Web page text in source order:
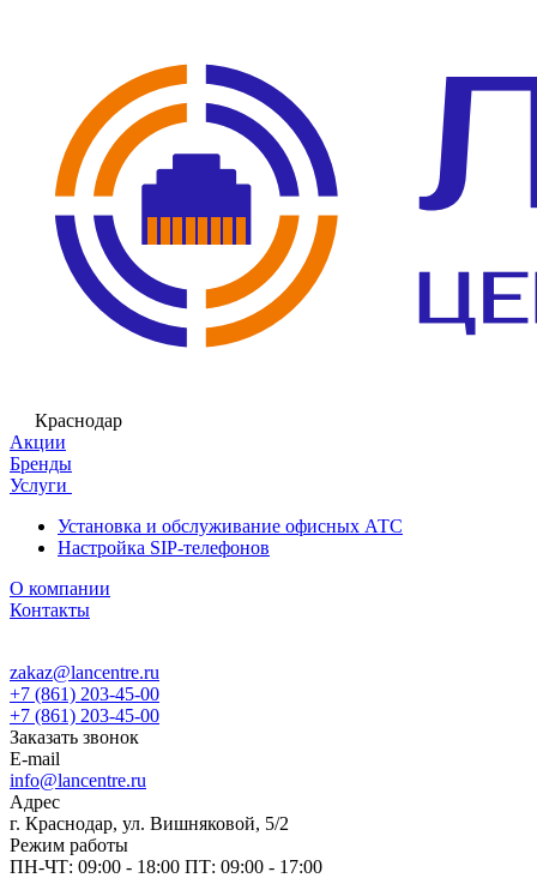
Краснодар
Акции
Бренды
Услуги
Установка и обслуживание офисных АТС
Настройка SIP-телефонов
О компании
Контакты
zakaz@lancentre.ru
+7 (861) 203-45-00
+7 (861) 203-45-00
Заказать звонок
E-mail
info@lancentre.ru
Адрес
г. Краснодар, ул. Вишняковой, 5/2
Режим работы
ПН-ЧТ: 09:00 - 18:00 ПТ: 09:00 - 17:00